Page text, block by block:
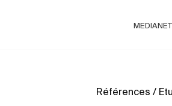
MEDIANET
Références /